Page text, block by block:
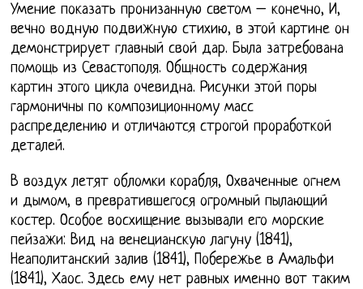
Умение показать пронизанную светом – конечно, И,
вечно водную подвижную стихию, в этой картине он
демонстрирует главный свой дар. Была затребована
помощь из Севастополя. Общность содержания
картин этого цикла очевидна. Рисунки этой поры
гармоничны по композиционному масс
распределению и отличаются строгой проработкой
деталей.
В воздух летят обломки корабля, Охваченные огнем
и дымом, в превратившегося огромный пылающий
костер. Особое восхищение вызывали его морские
пейзажи: Вид на венецианскую лагуну (1841),
Неаполитанский залив (1841), Побережье в Амальфи
(1841), Хаос. Здесь ему нет равных именно вот таким